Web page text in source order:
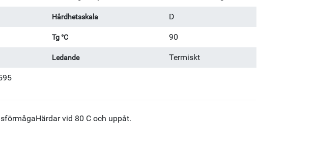
Hårdhetsskala D
Tg °C 90
Ledande Termiskt
vid 80 C och uppåt.